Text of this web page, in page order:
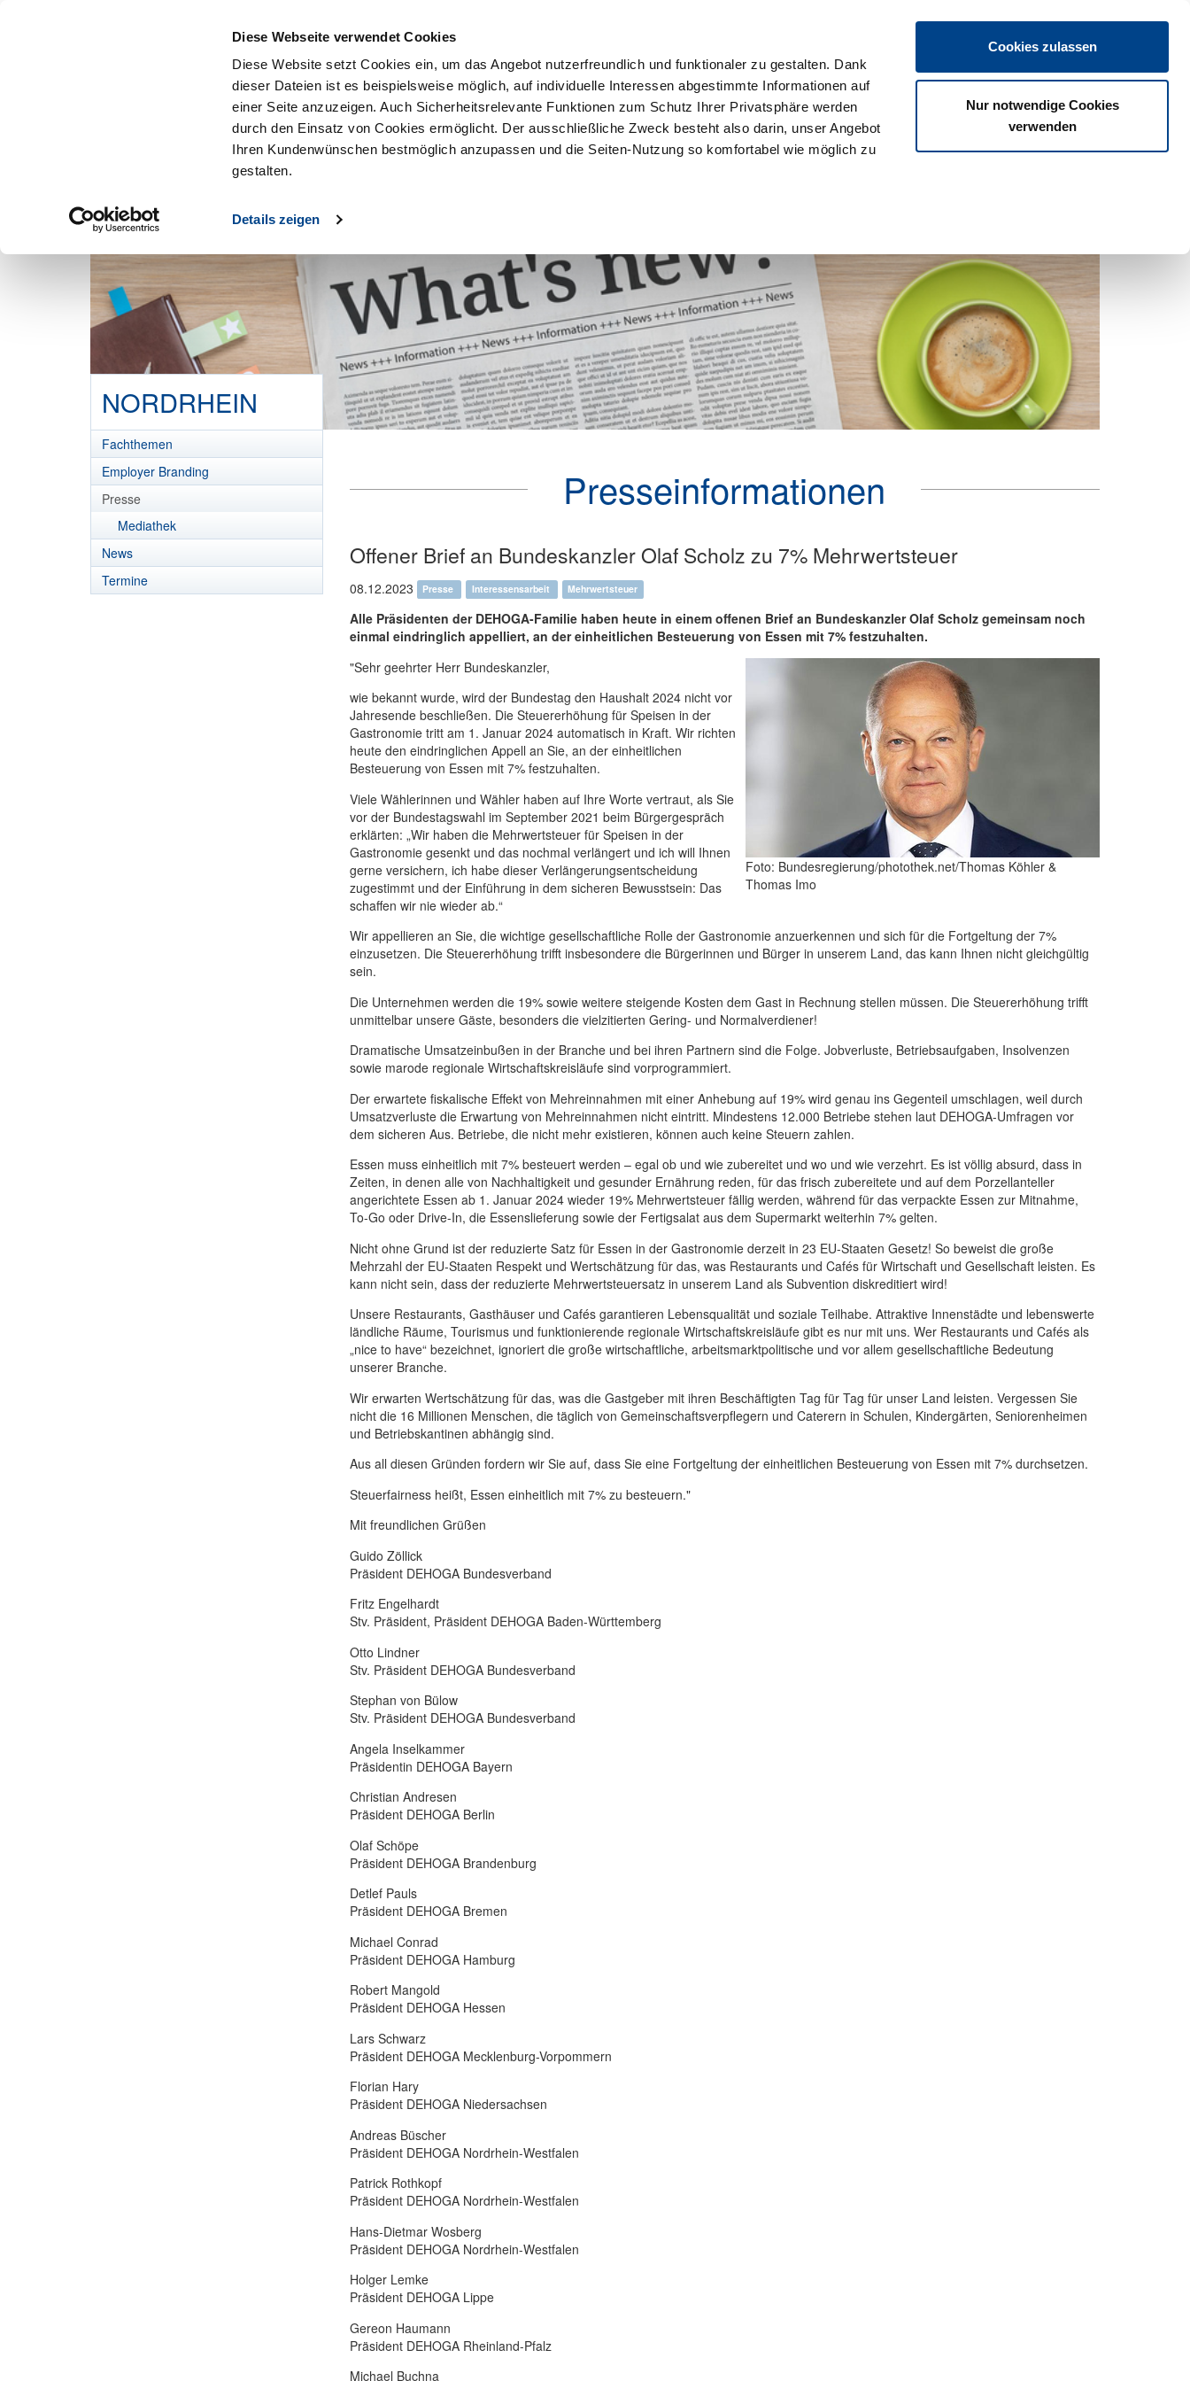
Diese Webseite verwendet Cookies
Diese Website setzt Cookies ein, um das Angebot nutzerfreundlich und funktionaler zu gestalten. Dank
dieser Dateien ist es beispielsweise möglich, auf individuelle Interessen abgestimmte Informationen auf
einer Seite anzuzeigen. Auch Sicherheitsrelevante Funktionen zum Schutz Ihrer Privatsphäre werden
durch den Einsatz von Cookies ermöglicht. Der ausschließliche Zweck besteht also darin, unser Angebot
Ihren Kundenwünschen bestmöglich anzupassen und die Seiten-Nutzung so komfortabel wie möglich zu
gestalten.
Details zeigen
Cookies zulassen
Nur notwendige Cookies
verwenden
Login
Vorteile Über uns Veranstaltungen Download Termine
NORDRHEIN
Fachthemen
Employer Branding
Presse
Mediathek
News
Termine
Presseinformationen
Offener Brief an Bundeskanzler Olaf Scholz zu 7% Mehrwertsteuer
08.12.2023 Presse Interessensarbeit Mehrwertsteuer
Alle Präsidenten der DEHOGA-Familie haben heute in einem offenen Brief an Bundeskanzler Olaf Scholz gemeinsam noch
einmal eindringlich appelliert, an der einheitlichen Besteuerung von Essen mit 7% festzuhalten.
Foto: Bundesregierung/photothek.net/Thomas Köhler &
Thomas Imo
"Sehr geehrter Herr Bundeskanzler,
wie bekannt wurde, wird der Bundestag den Haushalt 2024 nicht vor
Jahresende beschließen. Die Steuererhöhung für Speisen in der
Gastronomie tritt am 1. Januar 2024 automatisch in Kraft. Wir richten
heute den eindringlichen Appell an Sie, an der einheitlichen
Besteuerung von Essen mit 7% festzuhalten.
Viele Wählerinnen und Wähler haben auf Ihre Worte vertraut, als Sie
vor der Bundestagswahl im September 2021 beim Bürgergespräch
erklärten: „Wir haben die Mehrwertsteuer für Speisen in der
Gastronomie gesenkt und das nochmal verlängert und ich will Ihnen
gerne versichern, ich habe dieser Verlängerungsentscheidung
zugestimmt und der Einführung in dem sicheren Bewusstsein: Das
schaffen wir nie wieder ab.“
Wir appellieren an Sie, die wichtige gesellschaftliche Rolle der Gastronomie anzuerkennen und sich für die Fortgeltung der 7%
einzusetzen. Die Steuererhöhung trifft insbesondere die Bürgerinnen und Bürger in unserem Land, das kann Ihnen nicht gleichgültig
sein.
Die Unternehmen werden die 19% sowie weitere steigende Kosten dem Gast in Rechnung stellen müssen. Die Steuererhöhung trifft
unmittelbar unsere Gäste, besonders die vielzitierten Gering- und Normalverdiener!
Dramatische Umsatzeinbußen in der Branche und bei ihren Partnern sind die Folge. Jobverluste, Betriebsaufgaben, Insolvenzen
sowie marode regionale Wirtschaftskreisläufe sind vorprogrammiert.
Der erwartete fiskalische Effekt von Mehreinnahmen mit einer Anhebung auf 19% wird genau ins Gegenteil umschlagen, weil durch
Umsatzverluste die Erwartung von Mehreinnahmen nicht eintritt. Mindestens 12.000 Betriebe stehen laut DEHOGA-Umfragen vor
dem sicheren Aus. Betriebe, die nicht mehr existieren, können auch keine Steuern zahlen.
Essen muss einheitlich mit 7% besteuert werden – egal ob und wie zubereitet und wo und wie verzehrt. Es ist völlig absurd, dass in
Zeiten, in denen alle von Nachhaltigkeit und gesunder Ernährung reden, für das frisch zubereitete und auf dem Porzellanteller
angerichtete Essen ab 1. Januar 2024 wieder 19% Mehrwertsteuer fällig werden, während für das verpackte Essen zur Mitnahme,
To-Go oder Drive-In, die Essenslieferung sowie der Fertigsalat aus dem Supermarkt weiterhin 7% gelten.
Nicht ohne Grund ist der reduzierte Satz für Essen in der Gastronomie derzeit in 23 EU-Staaten Gesetz! So beweist die große
Mehrzahl der EU-Staaten Respekt und Wertschätzung für das, was Restaurants und Cafés für Wirtschaft und Gesellschaft leisten. Es
kann nicht sein, dass der reduzierte Mehrwertsteuersatz in unserem Land als Subvention diskreditiert wird!
Unsere Restaurants, Gasthäuser und Cafés garantieren Lebensqualität und soziale Teilhabe. Attraktive Innenstädte und lebenswerte
ländliche Räume, Tourismus und funktionierende regionale Wirtschaftskreisläufe gibt es nur mit uns. Wer Restaurants und Cafés als
„nice to have“ bezeichnet, ignoriert die große wirtschaftliche, arbeitsmarktpolitische und vor allem gesellschaftliche Bedeutung
unserer Branche.
Wir erwarten Wertschätzung für das, was die Gastgeber mit ihren Beschäftigten Tag für Tag für unser Land leisten. Vergessen Sie
nicht die 16 Millionen Menschen, die täglich von Gemeinschaftsverpflegern und Caterern in Schulen, Kindergärten, Seniorenheimen
und Betriebskantinen abhängig sind.
Aus all diesen Gründen fordern wir Sie auf, dass Sie eine Fortgeltung der einheitlichen Besteuerung von Essen mit 7% durchsetzen.
Steuerfairness heißt, Essen einheitlich mit 7% zu besteuern."
Mit freundlichen Grüßen
Guido Zöllick
Präsident DEHOGA Bundesverband
Fritz Engelhardt
Stv. Präsident, Präsident DEHOGA Baden-Württemberg
Otto Lindner
Stv. Präsident DEHOGA Bundesverband
Stephan von Bülow
Stv. Präsident DEHOGA Bundesverband
Angela Inselkammer
Präsidentin DEHOGA Bayern
Christian Andresen
Präsident DEHOGA Berlin
Olaf Schöpe
Präsident DEHOGA Brandenburg
Detlef Pauls
Präsident DEHOGA Bremen
Michael Conrad
Präsident DEHOGA Hamburg
Robert Mangold
Präsident DEHOGA Hessen
Lars Schwarz
Präsident DEHOGA Mecklenburg-Vorpommern
Florian Hary
Präsident DEHOGA Niedersachsen
Andreas Büscher
Präsident DEHOGA Nordrhein-Westfalen
Patrick Rothkopf
Präsident DEHOGA Nordrhein-Westfalen
Hans-Dietmar Wosberg
Präsident DEHOGA Nordrhein-Westfalen
Holger Lemke
Präsident DEHOGA Lippe
Gereon Haumann
Präsident DEHOGA Rheinland-Pfalz
Michael Buchna